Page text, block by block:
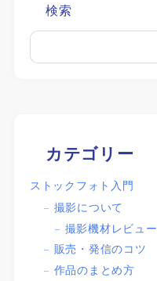
検索
カテゴリー
ストックフォト入門
撮影について
撮影機材レビュー
販売・発信のコツ
作品のまとめ方